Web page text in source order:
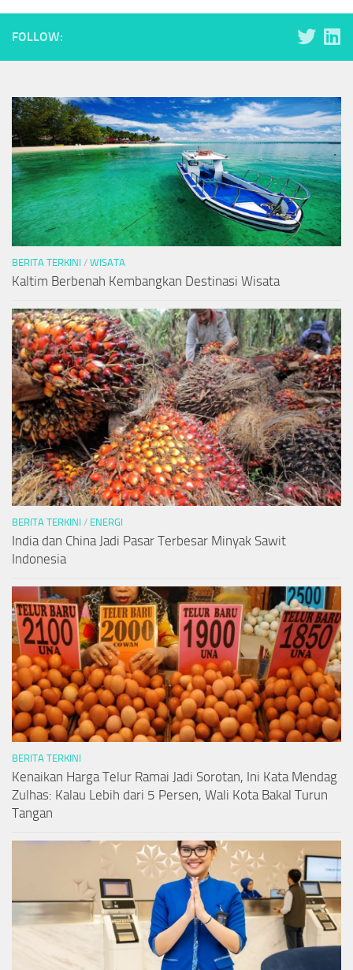
FOLLOW:
BERITA TERKINI / WISATA
Kaltim Berbenah Kembangkan Destinasi Wisata
BERITA TERKINI / ENERGI
India dan China Jadi Pasar Terbesar Minyak Sawit
Indonesia
BERITA TERKINI
Kenaikan Harga Telur Ramai Jadi Sorotan, Ini Kata Mendag
Zulhas: Kalau Lebih dari 5 Persen, Wali Kota Bakal Turun
Tangan